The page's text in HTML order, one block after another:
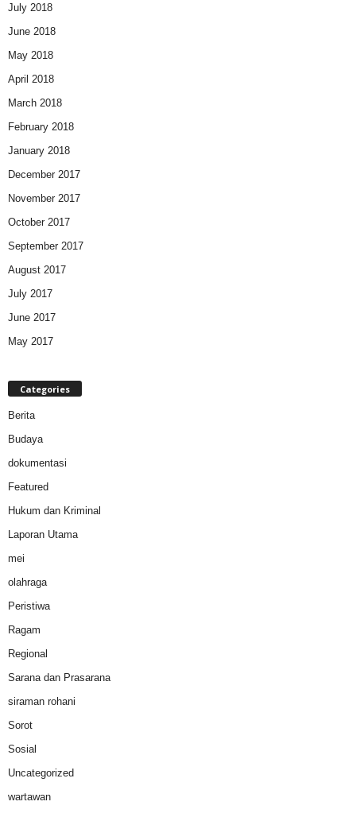
July 2018
June 2018
May 2018
April 2018
March 2018
February 2018
January 2018
December 2017
November 2017
October 2017
September 2017
August 2017
July 2017
June 2017
May 2017
Categories
Berita
Budaya
dokumentasi
Featured
Hukum dan Kriminal
Laporan Utama
mei
olahraga
Peristiwa
Ragam
Regional
Sarana dan Prasarana
siraman rohani
Sorot
Sosial
Uncategorized
wartawan